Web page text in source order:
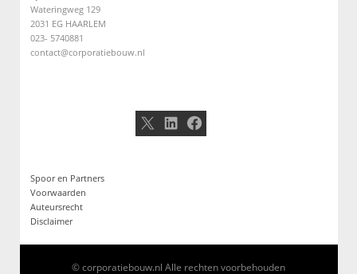
Wateringweg 129
2031 EG HAARLEM
023- 5740881
contact@corporatiebouw.nl
X LinkedIn
Facebook
Spoor en Partners
Voorwaarden
Auteursrecht
Disclaimer
© corporatiebouw.nl Alle rechten voorbehouden